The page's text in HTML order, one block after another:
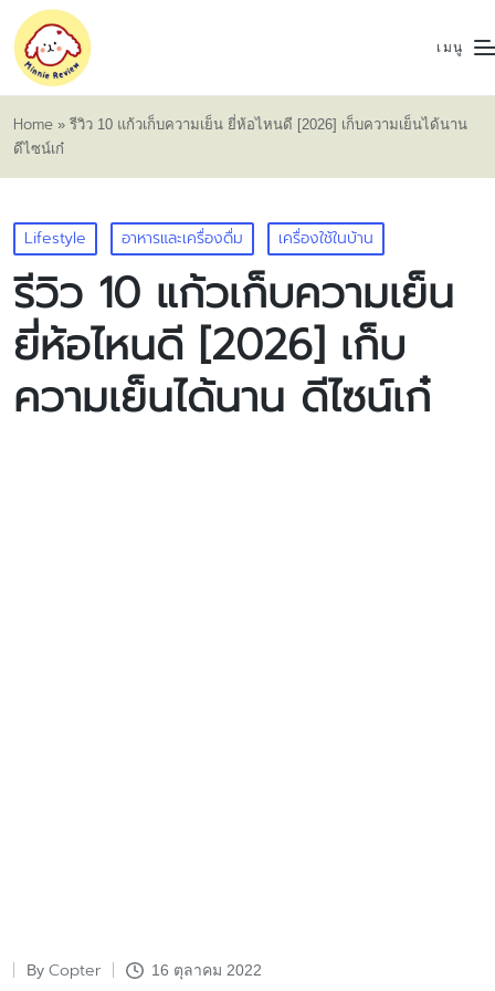
เมนู
Home » รีวิว 10 แก้วเก็บความเย็น ยี่ห้อไหนดี [2026] เก็บความเย็นได้นาน
ดีไซน์เก๋
Posted
in
Lifestyle อาหารและเครื่องดื่ม เครื่องใช้ในบ้าน
รีวิว 10 แก้วเก็บความเย็น
ยี่ห้อไหนดี [2026] เก็บ
ความเย็นได้นาน ดีไซน์เก๋
Posted
By Copter 16 ตุลาคม 2022